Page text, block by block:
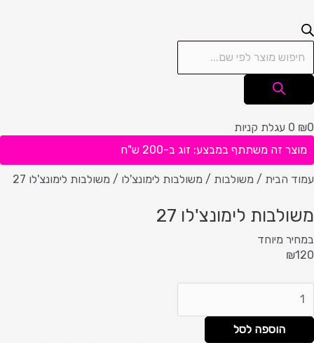
₪0
0 עגלת קניות
מוצר זה משתתף במבצע: זוג ב-200 ש"ח
עמוד הבית / משולבות / משולבות לימונצ'לו / משולבות לימונצ'לו 27
משולבות לימונצ'לו 27
במחיר מיוחד
₪120
הוספה לסל